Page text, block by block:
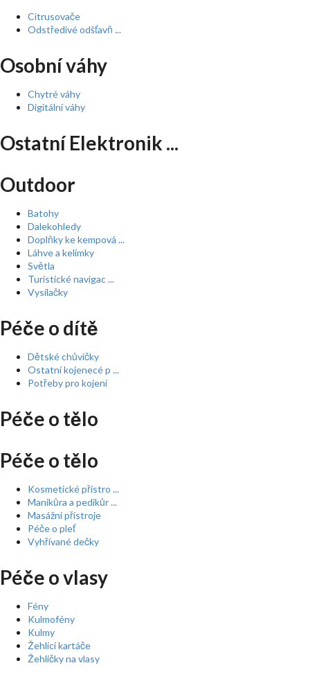
Citrusovače
Odstředivé odšťavň ...
Osobní váhy
Chytré váhy
Digitální váhy
Ostatní Elektronik ...
Outdoor
Batohy
Dalekohledy
Doplňky ke kempová ...
Láhve a kelímky
Světla
Turistické navigac ...
Vysílačky
Péče o dítě
Dětské chůvičky
Ostatní kojenecé p ...
Potřeby pro kojení
Péče o tělo
Péče o tělo
Kosmetické přístro ...
Manikůra a pedikůr ...
Masážní přístroje
Péče o pleť
Vyhřívané dečky
Péče o vlasy
Fény
Kulmofény
Kulmy
Žehlící kartáče
Žehličky na vlasy